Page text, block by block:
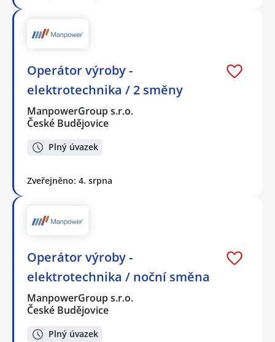
Operátor výroby -
elektrotechnika / 2 směny
ManpowerGroup s.r.o.
České Budějovice
Plný úvazek
Zveřejněno: 4. srpna
Operátor výroby -
elektrotechnika / noční směna
ManpowerGroup s.r.o.
České Budějovice
Plný úvazek